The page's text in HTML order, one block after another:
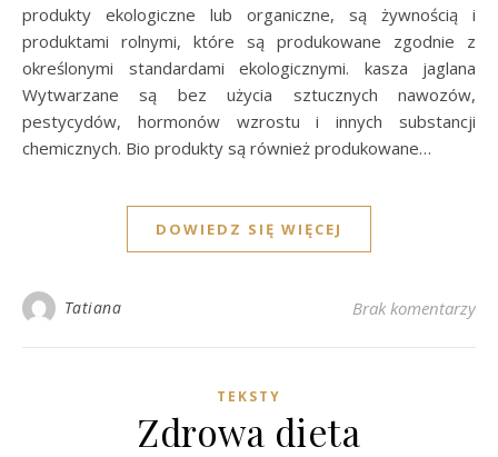
produkty ekologiczne lub organiczne, są żywnością i
produktami rolnymi, które są produkowane zgodnie z
określonymi standardami ekologicznymi. kasza jaglana
Wytwarzane są bez użycia sztucznych nawozów,
pestycydów, hormonów wzrostu i innych substancji
chemicznych. Bio produkty są również produkowane…
DOWIEDZ SIĘ WIĘCEJ
Tatiana Brak komentarzy
TEKSTY
Zdrowa dieta